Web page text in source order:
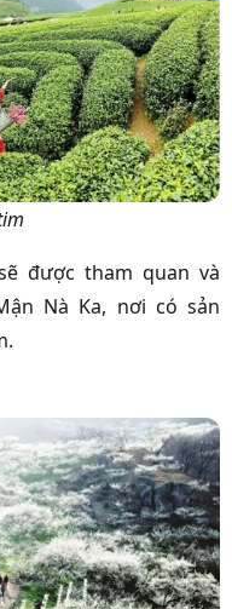
được tham quan và
Nà Ka, nơi có sản